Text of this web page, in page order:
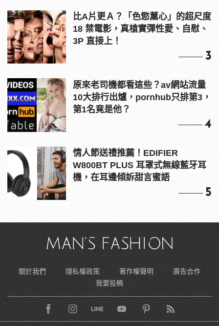
比A片更Ａ？「色慾薰心」的超尺度
18 禁電影，真槍實彈性愛、自慰、
3P 直接上！
3
原來老司機都看這些？av網站流量
10大排行出爐，pornhub只排第3，
第1名竟是他？
4
情人節送禮推薦！EDIFIER
W800BT PLUS 耳罩式無線藍牙耳
機，在耳邊傾訴甜言蜜語
5
關於我們 隱私權政策 著作權聲明
廣告合作
我要投稿